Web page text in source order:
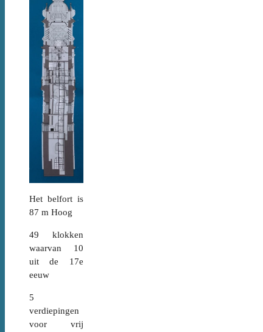
Het belfort is
87 m Hoog
49 klokken
waarvan 10
uit de 17e
eeuw
5
verdiepingen
voor vrij